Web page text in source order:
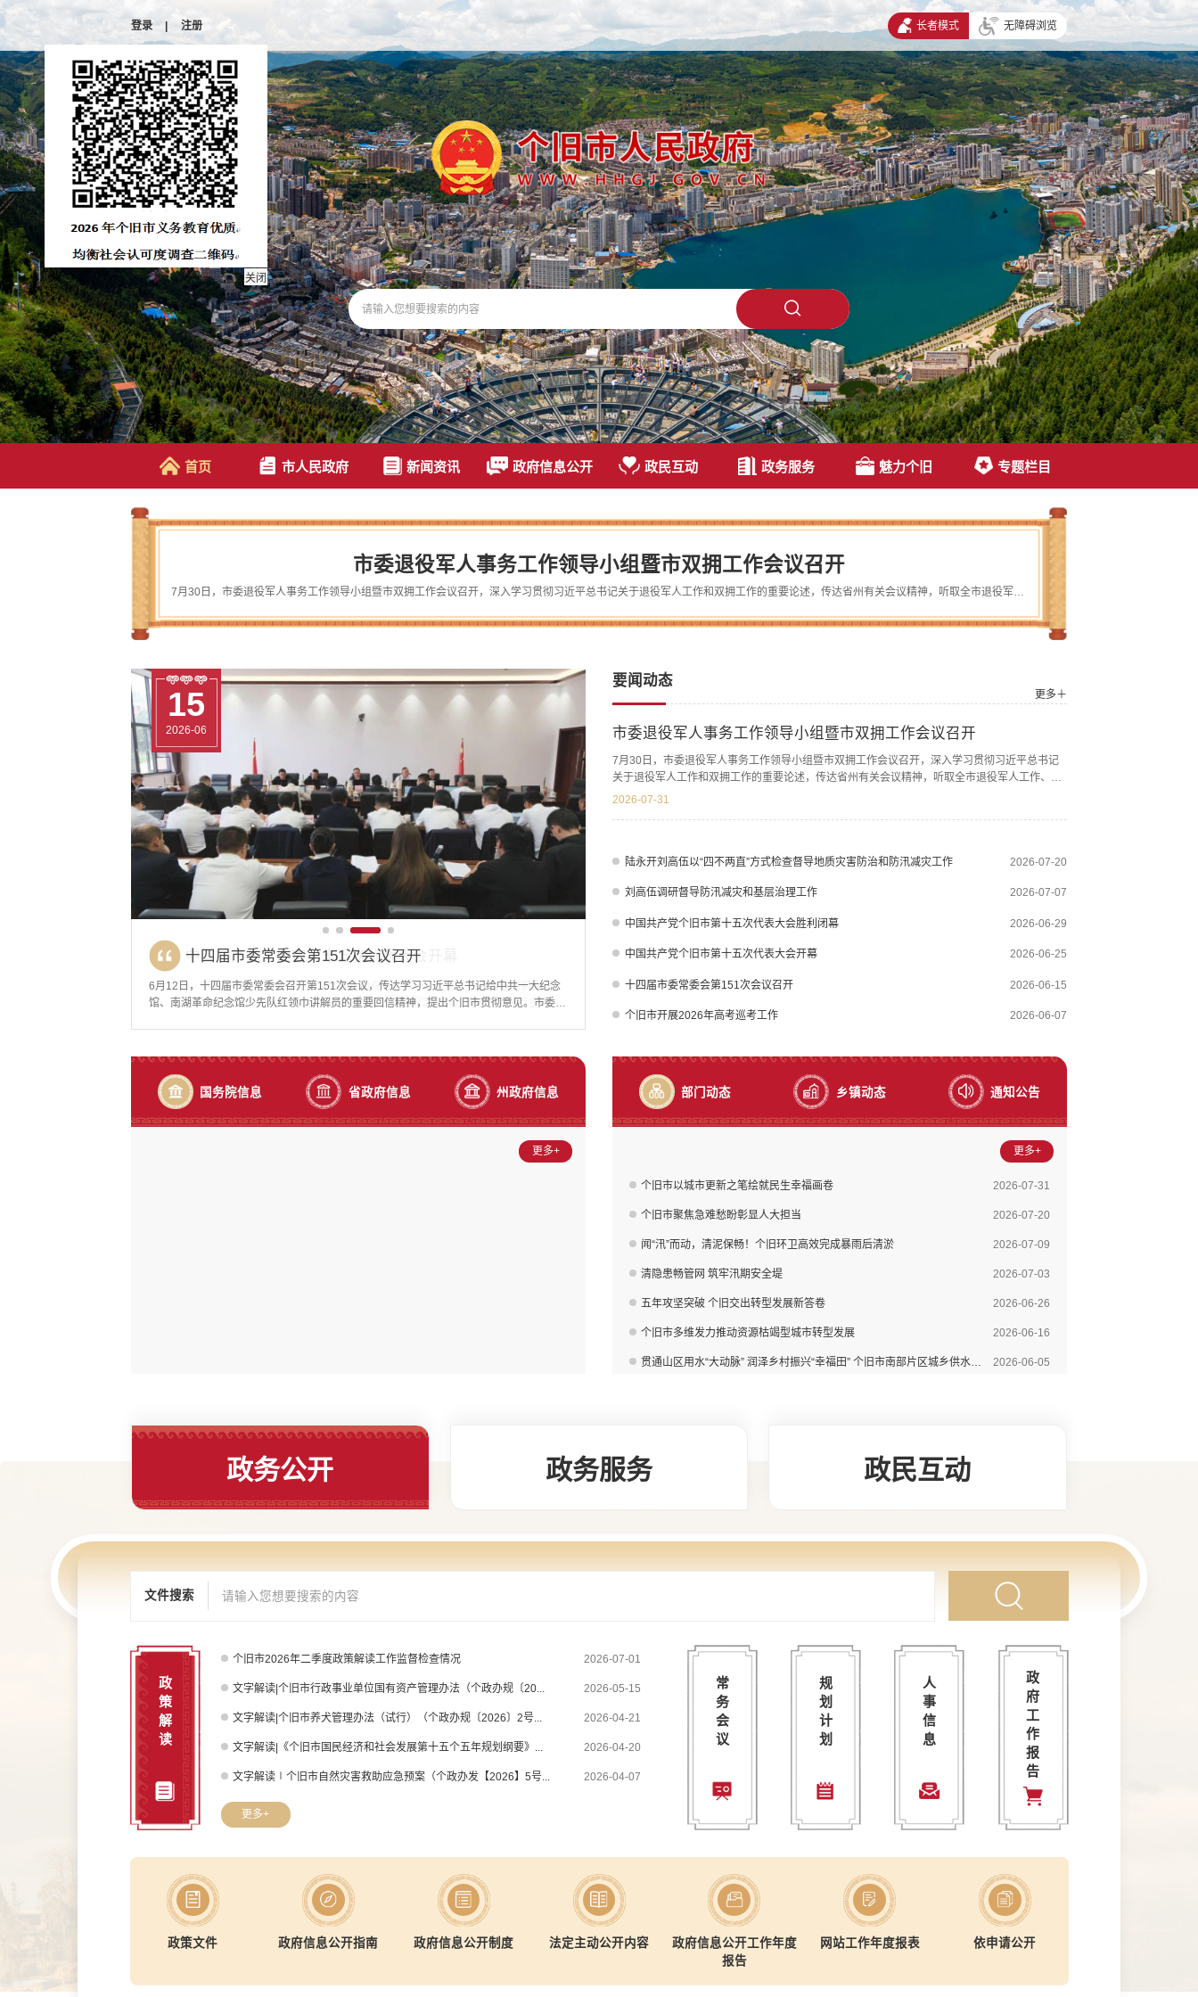
关闭
登录 | 注册 长者模式 无障碍浏览
首页 市人民政府 新闻资讯 政府信息公开 政民互动 政务服务 魅力个旧 专题栏目
市委退役军人事务工作领导小组暨市双拥工作会议召开
7月30日，市委退役军人事务工作领导小组暨市双拥工作会议召开，深入学习贯彻习近平总书记关于退役军人工作和双拥工作的重要论述，传达省州有关会议精神，听取全市退役军人工作、双拥工作情况汇报，审议2026年工作要点，安排下一步工作任务。市委书记、市委退役军人事务工作领导小组组长陆永开主持会议并讲话，市委副书记、市长刘高伍，市委副书记许德曦参加。会议指出，过去一年，全市军地各级认真落实党中央决策部署和省州市党...
29
5月27日，个旧市召开安全生产工作会议，会议传达学习习近平总书记对山西长治市沁源
县一煤矿瓦斯爆炸事故作出的重要指示精神，传达学习近期全州安全生产会议精神。会议
务依然艰巨。要深刻汲取近期各地重特大事故教训，以“时时放心不下”的责任感抓实抓细
29
中国共产党个旧市第十五次代表大会胜利闭幕
6月27日上午，中国共产党个旧市第十五次代表大会圆满完成各项议程，在市行政中心胜
利闭幕。州委换届督导组到会指导。会议现场大会应到代表257名，实到251名，符合规
党个旧市第十五次代表大会关于第十四届市委报告的决议》和《中国共产党个旧市第十五
25
中国共产党个旧市第十五次代表大会开幕
6月25日，中国共产党个旧市第十五次代表大会在市行政中心开幕。州委督导组到会指
导。▲会议现场大会应到代表257名，实到249名，符合规定人数。担任大会执行主席的
国歌。陆永开代表中国共产党个旧市第十四届委员会作题为《向新而行 全面发力 为谱写
15
2026-06
十四届市委常委会第151次会议召开
6月12日，十四届市委常委会召开第151次会议，传达学习习近平总书记给中共一大纪念
馆、南湖革命纪念馆少先队红领巾讲解员的重要回信精神，提出个旧市贯彻意见。市委书
好载体，深化“红领巾讲解员”实践活动，鼓励青少年参与讲解服务，在宣讲感悟中锤炼成
29
5月27日，个旧市召开安全生产工作会议，会议传达学习习近平总书记对山西长治市沁源
县一煤矿瓦斯爆炸事故作出的重要指示精神，传达学习近期全州安全生产会议精神。会议
务依然艰巨。要深刻汲取近期各地重特大事故教训，以“时时放心不下”的责任感抓实抓细
29
中国共产党个旧市第十五次代表大会胜利闭幕
6月27日上午，中国共产党个旧市第十五次代表大会圆满完成各项议程，在市行政中心胜
利闭幕。州委换届督导组到会指导。会议现场大会应到代表257名，实到251名，符合规
党个旧市第十五次代表大会关于第十四届市委报告的决议》和《中国共产党个旧市第十五
要闻动态
更多＋
市委退役军人事务工作领导小组暨市双拥工作会议召开
7月30日，市委退役军人事务工作领导小组暨市双拥工作会议召开，深入学习贯彻习近平总书记
关于退役军人工作和双拥工作的重要论述，传达省州有关会议精神，听取全市退役军人工作、双
拥工作情况汇报，审议2026年工作要点，安排下一步工作任务。市委书记、市委退役军人事务工
2026-07-31
陆永开刘高伍以“四不两直”方式检查督导地质灾害防治和防汛减灾工作 2026-07-20
刘高伍调研督导防汛减灾和基层治理工作 2026-07-07
中国共产党个旧市第十五次代表大会胜利闭幕 2026-06-29
中国共产党个旧市第十五次代表大会开幕 2026-06-25
十四届市委常委会第151次会议召开 2026-06-15
个旧市开展2026年高考巡考工作 2026-06-07
国务院信息 省政府信息 州政府信息
更多+
部门动态 乡镇动态 通知公告
个旧市以城市更新之笔绘就民生幸福画卷 2026-07-31
个旧市聚焦急难愁盼彰显人大担当 2026-07-20
闻“汛”而动，清泥保畅！个旧环卫高效完成暴雨后清淤 2026-07-09
清隐患畅管网 筑牢汛期安全堤 2026-07-03
五年攻坚突破 个旧交出转型发展新答卷 2026-06-26
个旧市多维发力推动资源枯竭型城市转型发展 2026-06-16
2026-06-05
更多+
政务公开 政务服务 政民互动
文件搜索
政
策
解
读
个旧市2026年二季度政策解读工作监督检查情况 2026-07-01
文字解读|个旧市行政事业单位国有资产管理办法（个政办规〔20... 2026-05-15
文字解读|个旧市养犬管理办法（试行）（个政办规〔2026〕2号... 2026-04-21
文字解读|《个旧市国民经济和社会发展第十五个五年规划纲要》... 2026-04-20
文字解读∣个旧市自然灾害救助应急预案（个政办发【2026】5号... 2026-04-07
更多+
常
务
会
议
个旧市十八届市人民政府第86次常务会议
个旧市十八届市人民政府第85次常务会议
个旧市十八届市人民政府第82次常务会议
个旧市十八届市人民政府第81次常务会议
规
划
计
划
个旧市人民政府关于印发个旧市国民经济和社会发展第十五个五
个旧国家基本气象站探测环境保护专项规划
十四五期间个旧市保障性租赁住房建设计划
个旧市2023年国民经济和社会发展计划执行情况与2024年国民
红河州人民政府关于《个旧市国土空间 总体规划（2021—2035
人
事
信
息
个旧市发布市管干部任前公示公告
中共个旧市委组织部市管干部任前公示公
个旧市人民政府关于李金波等二十二名同
中共个旧市委组织部市管干部任前公示公
中共个旧市委组织部市管干部任前公示公
政
府
工
作
报
告
政策文件 政府信息公开指南 政府信息公开制度 法定主动公开内容
政府信息公开工作年度
报告
网站工作年度报表 依申请公开